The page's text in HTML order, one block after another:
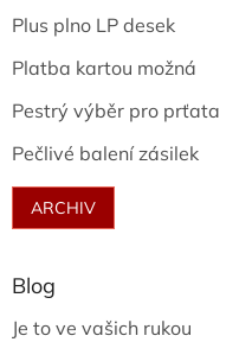
Plus plno LP desek
Platba kartou možná
Pestrý výběr pro prťata
Pečlivé balení zásilek
ARCHIV
Blog
Je to ve vašich rukou